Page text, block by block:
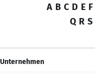
A B C D E F
Q R S
Unternehmen